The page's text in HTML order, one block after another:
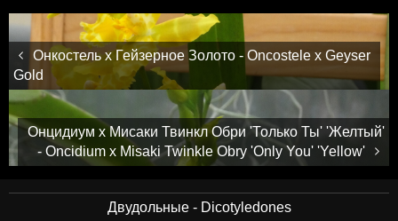
Онкостель x Гейзерное Золото - Oncostele x Geyser
Gold
Онцидиум x Мисаки Твинкл Обри 'Только Ты' 'Желтый'
- Oncidium x Misaki Twinkle Obry 'Only You' 'Yellow'
Двудольные - Dicotyledones